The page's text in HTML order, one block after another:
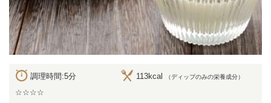
調理時間:5分 113kcal （ディップのみの栄養成分）
☆☆☆☆